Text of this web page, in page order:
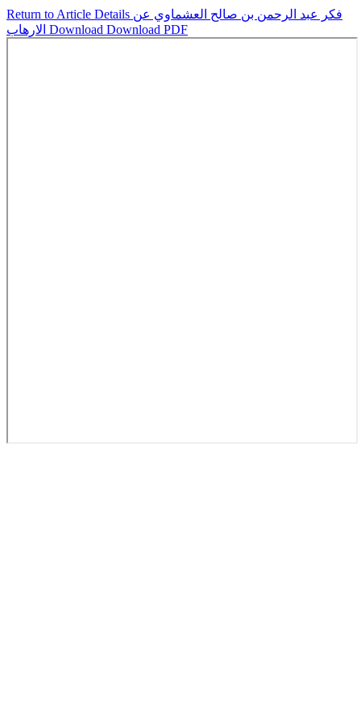
Return to Article Details فكر عبد الرحمن بن صالح العشماوي عن
Download Download PDF